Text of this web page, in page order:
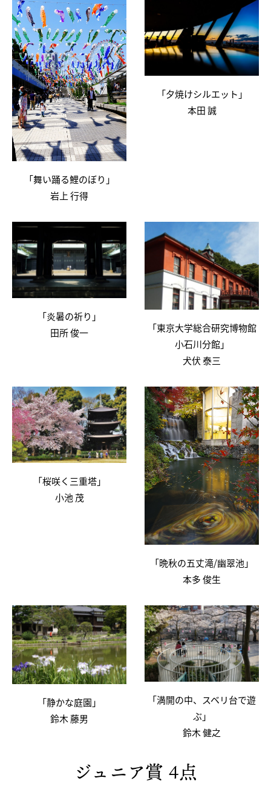
「舞い踊る鯉のぼり」
岩上 行得
「夕焼けシルエット」
本田 誠
「炎暑の祈り」
田所 俊一
「東京大学総合研究博物館
小石川分館」
犬伏 泰三
「桜咲く三重塔」
小池 茂
「晩秋の五丈滝/幽翠池」
本多 俊生
「静かな庭園」
鈴木 藤男
「満開の中、スベリ台で遊
ぶ」
鈴木 健之
ジュニア賞 4点